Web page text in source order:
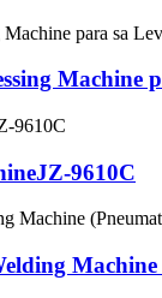
Machine
JZ-9610C